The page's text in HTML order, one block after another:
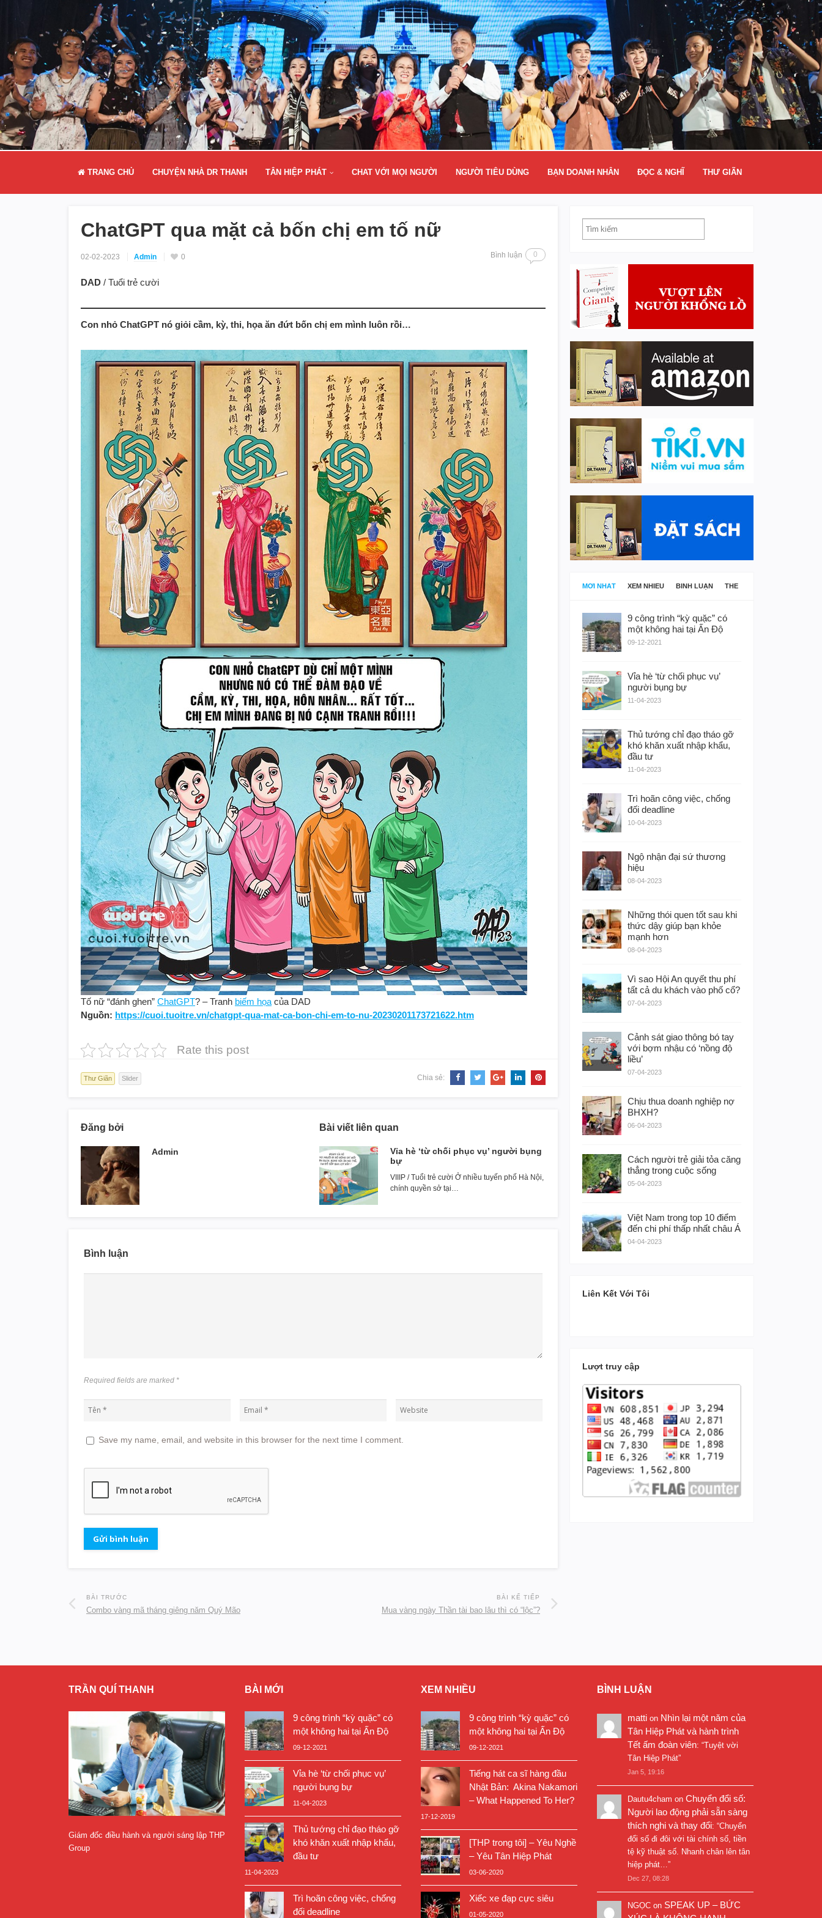
TRANG CHỦ CHUYỆN NHÀ DR THANH TÂN HIỆP PHÁT CHAT VỚI MỌI NGƯỜI NGƯỜI TIÊU DÙNG BẠN DOANH NHÂN ĐỌC & NGHĨ THƯ GIÃN
ChatGPT qua mặt cả bốn chị em tố nữ
02-02-2023 Admin 0 Bình luận 0
DAD / Tuổi trẻ cười
Con nhỏ ChatGPT nó giỏi cầm, kỳ, thi, họa ăn đứt bốn chị em mình luôn rồi…
Tố nữ “đánh ghen” ChatGPT? – Tranh biếm họa của DAD
Nguồn: https://cuoi.tuoitre.vn/chatgpt-qua-mat-ca-bon-chi-em-to-nu-20230201173721622.htm
Rate this post
Thư Giãn Slider Chia sẻ:
Đăng bởi
Admin
Bài viết liên quan
Vỉa hè ‘từ chối phục vụ’ người bụng
bự
VIIIP / Tuổi trẻ cười Ở nhiều tuyến phố Hà Nội,
chính quyền sở tại…
Bình luận
Required fields are marked *
Save my name, email, and website in this browser for the next time I comment.
BÀI TRƯỚC
Combo vàng mã tháng giêng năm Quý Mão
BÀI KẾ TIẾP
Mua vàng ngày Thần tài bao lâu thì có “lộc”?
MỚI NHẤT XEM NHIỀU BÌNH LUẬN THẺ
9 công trình “kỳ quặc” có
một không hai tại Ấn Độ
09-12-2021
Vỉa hè ‘từ chối phục vụ’
người bụng bự
11-04-2023
Thủ tướng chỉ đạo tháo gỡ
khó khăn xuất nhập khẩu,
đầu tư
11-04-2023
Trì hoãn công việc, chống
đối deadline
10-04-2023
Ngộ nhận đại sứ thương
hiệu
08-04-2023
Những thói quen tốt sau khi
thức dậy giúp bạn khỏe
mạnh hơn
08-04-2023
Vì sao Hội An quyết thu phí
tất cả du khách vào phố cổ?
07-04-2023
Cảnh sát giao thông bó tay
với bợm nhậu có ‘nồng độ
liều’
07-04-2023
Chịu thua doanh nghiệp nợ
BHXH?
06-04-2023
Cách người trẻ giải tỏa căng
thẳng trong cuộc sống
05-04-2023
Việt Nam trong top 10 điểm
đến chi phí thấp nhất châu Á
04-04-2023
Liên Kết Với Tôi
Lượt truy cập
TRẦN QUÍ THANH
Giám đốc điều hành và người sáng lập THP
Group
BÀI MỚI
9 công trình “kỳ quặc” có
một không hai tại Ấn Độ
09-12-2021
Vỉa hè ‘từ chối phục vụ’
người bụng bự
11-04-2023
Thủ tướng chỉ đạo tháo gỡ
khó khăn xuất nhập khẩu,
đầu tư
11-04-2023
Trì hoãn công việc, chống
đối deadline
XEM NHIỀU
9 công trình “kỳ quặc” có
một không hai tại Ấn Độ
09-12-2021
Tiếng hát ca sĩ hàng đầu
Nhật Bản: Akina Nakamori
– What Happened To Her?
17-12-2019
[THP trong tôi] – Yêu Nghề
– Yêu Tân Hiệp Phát
03-06-2020
Xiếc xe đạp cực siêu
01-05-2020
BÌNH LUẬN
matti on Nhìn lại một năm của
Tân Hiệp Phát và hành trình
Tết ấm đoàn viên: “Tuyệt vời
Tân Hiệp Phát”
Jan 5, 19:16
Dautu4cham on Chuyển đổi số:
Người lao động phải sẵn sàng
thích nghi và thay đổi: “Chuyển
đổi số đi đôi với tài chính số, tiền
tệ kỹ thuật số. Nhanh chân lên tân
hiệp phát…”
Dec 27, 08:28
NGỌC on SPEAK UP – BỨC